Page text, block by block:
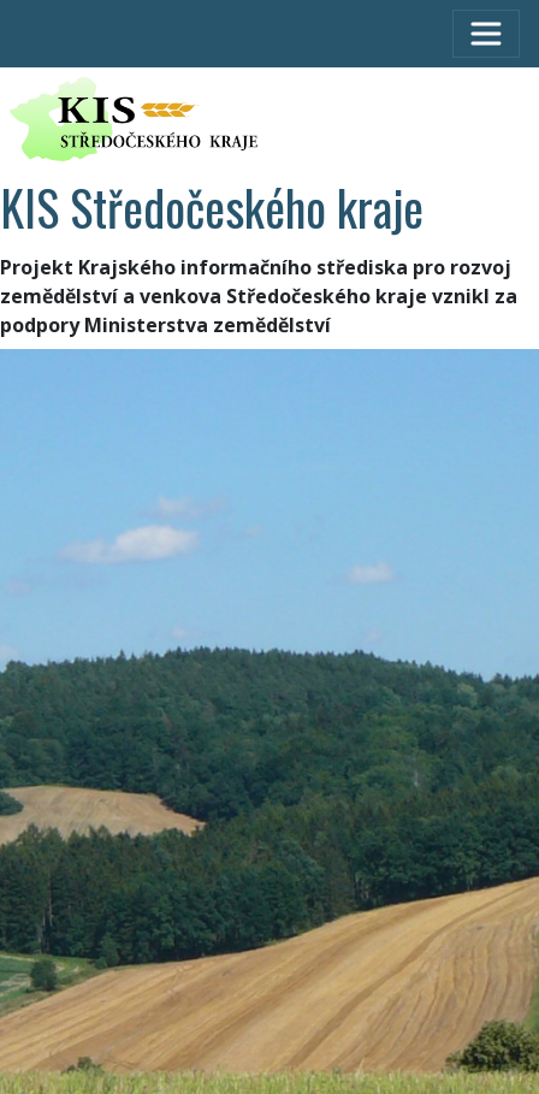
KIS Středočeského kraje
Projekt Krajského informačního střediska pro rozvoj
zemědělství a venkova Středočeského kraje vznikl za
podpory Ministerstva zemědělství